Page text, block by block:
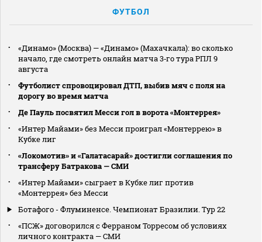
ФУТБОЛ
«Динамо» (Москва) — «Динамо» (Махачкала): во сколько
начало, где смотреть онлайн матча 3‑го тура РПЛ 9
августа
Футболист спровоцировал ДТП, выбив мяч с поля на
дорогу во время матча
Де Пауль посвятил Месси гол в ворота «Монтеррея»
«Интер Майами» без Месси проиграл «Монтеррею» в
Кубке лиг
«Локомотив» и «Галатасарай» достигли соглашения по
трансферу Батракова — СМИ
«Интер Майами» сыграет в Кубке лиг против
«Монтеррея» без Месси
Ботафого - Флуминенсе. Чемпионат Бразилии. Тур 22
«ПСЖ» договорился с Ферраном Торресом об условиях
личного контракта — СМИ